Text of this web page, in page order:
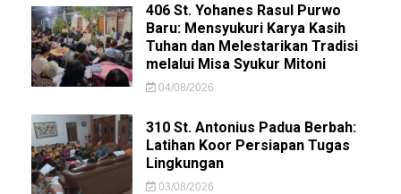
406 St. Yohanes Rasul Purwo
Baru: Mensyukuri Karya Kasih
Tuhan dan Melestarikan Tradisi
melalui Misa Syukur Mitoni
04/08/2026
310 St. Antonius Padua Berbah:
Latihan Koor Persiapan Tugas
Lingkungan
03/08/2026